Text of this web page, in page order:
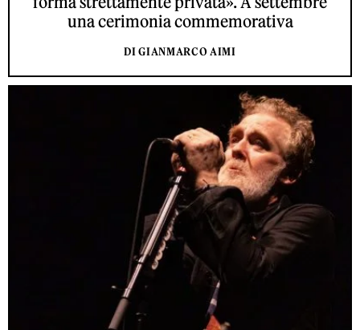
una cerimonia commemorativa
DI GIANMARCO AIMI